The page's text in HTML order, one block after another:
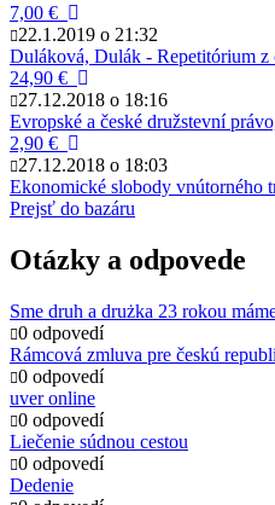
7,00 €
22.1.2019 o 21:32
Duláková, Dulák - Repetitórium z
24,90 €
27.12.2018 o 18:16
Evropské a české družstevní
2,90 €
27.12.2018 o 18:03
Ekonomické slobody vnútorného
Prejsť do bazáru
Otázky a odpovede
Sme druh a drużka 23 rokou
0 odpovedí
Rámcová zmluva pre českú
0 odpovedí
uver online
0 odpovedí
Liečenie súdnou cestou
0 odpovedí
Dedenie